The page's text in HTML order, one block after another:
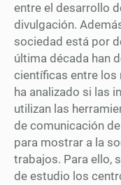
entre el desarrollo
divulgación.
sociedad está por
última década han
científicas entre los
ha analizado si las
utilizan las
de comunicación
para mostrar a la
trabajos. Para ello,
de estudio los